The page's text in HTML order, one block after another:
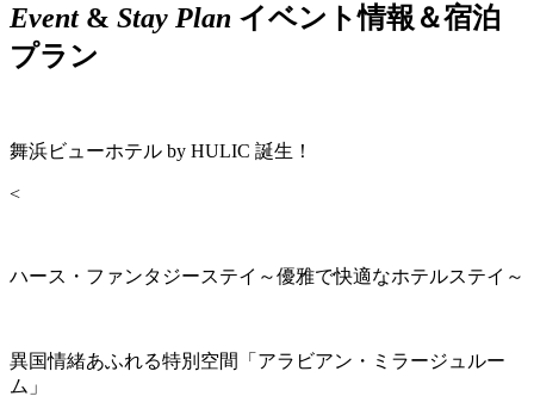
Event& Stay Plan イベント情報＆宿泊
プラン
舞浜ビューホテル by HULIC 誕生！
<
ハース・ファンタジーステイ～優雅で快適なホテルステイ～
異国情緒あふれる特別空間「アラビアン・ミラージュルー
ム」